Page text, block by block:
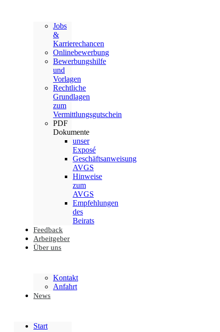
Jobs
&
Karrierechancen
Onlinebewerbung
Bewerbungshilfe
und
Vorlagen
Rechtliche
Grundlagen
zum
Vermittlungsgutschein
PDF
Dokumente
unser
Exposé
Geschäftsanweisung
AVGS
Hinweise
zum
AVGS
Empfehlungen
des
Beirats
Feedback
Arbeitgeber
Über uns
Kontakt
Anfahrt
News
Start